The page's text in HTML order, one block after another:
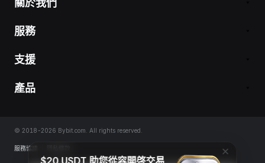
關於我們
服務
支援
產品
© 2018-2026 Bybit.com. All rights reserved.
服務協議
$20 USDT 助您從容開啓交易